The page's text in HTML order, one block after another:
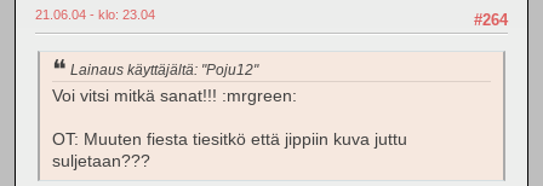
#264
21.06.04 - klo: 23.04
Lainaus käyttäjältä: "Poju12"
Voi vitsi mitkä sanat!!! :mrgreen:
OT: Muuten fiesta tiesitkö että jippiin kuva juttu
suljetaan???